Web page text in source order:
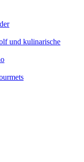
und kulinarische